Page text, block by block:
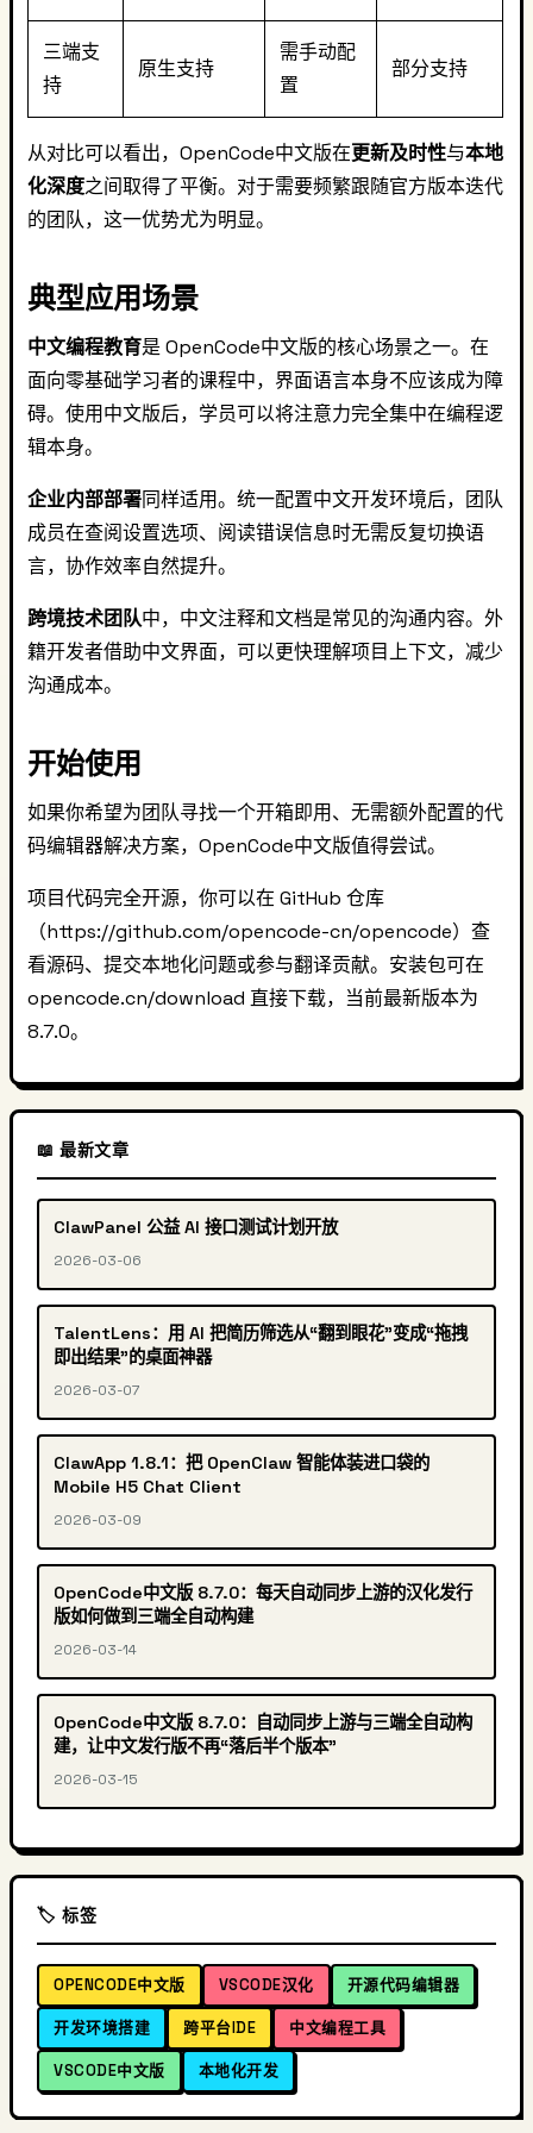
三端支
持
原生支持
需手动配
置
部分支持
从对比可以看出，OpenCode中文版在更新及时性与本地
化深度之间取得了平衡。对于需要频繁跟随官方版本迭代
的团队，这一优势尤为明显。
典型应用场景
中文编程教育是 OpenCode中文版的核心场景之一。在
面向零基础学习者的课程中，界面语言本身不应该成为障
碍。使用中文版后，学员可以将注意力完全集中在编程逻
辑本身。
企业内部部署同样适用。统一配置中文开发环境后，团队
成员在查阅设置选项、阅读错误信息时无需反复切换语
言，协作效率自然提升。
跨境技术团队中，中文注释和文档是常见的沟通内容。外
籍开发者借助中文界面，可以更快理解项目上下文，减少
沟通成本。
开始使用
如果你希望为团队寻找一个开箱即用、无需额外配置的代
码编辑器解决方案，OpenCode中文版值得尝试。
项目代码完全开源，你可以在 GitHub 仓库
（https://github.com/opencode-cn/opencode）查
看源码、提交本地化问题或参与翻译贡献。安装包可在
opencode.cn/download 直接下载，当前最新版本为
8.7.0。
📖 最新文章
ClawPanel 公益 AI 接口测试计划开放
2026-03-06
TalentLens：用 AI 把简历筛选从“翻到眼花”变成“拖拽
即出结果”的桌面神器
2026-03-07
ClawApp 1.8.1：把 OpenClaw 智能体装进口袋的
Mobile H5 Chat Client
2026-03-09
OpenCode中文版 8.7.0：每天自动同步上游的汉化发行
版如何做到三端全自动构建
2026-03-14
OpenCode中文版 8.7.0：自动同步上游与三端全自动构
建，让中文发行版不再“落后半个版本”
2026-03-15
🏷️ 标签
OPENCODE中文版 VSCODE汉化 开源代码编辑器
开发环境搭建 跨平台IDE 中文编程工具
VSCODE中文版 本地化开发